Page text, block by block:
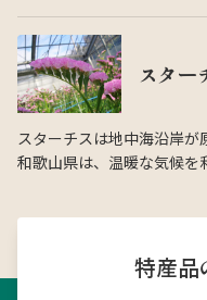
スター
スターチスは地中海沿岸が
和歌山県は、温暖な気候を
特産品